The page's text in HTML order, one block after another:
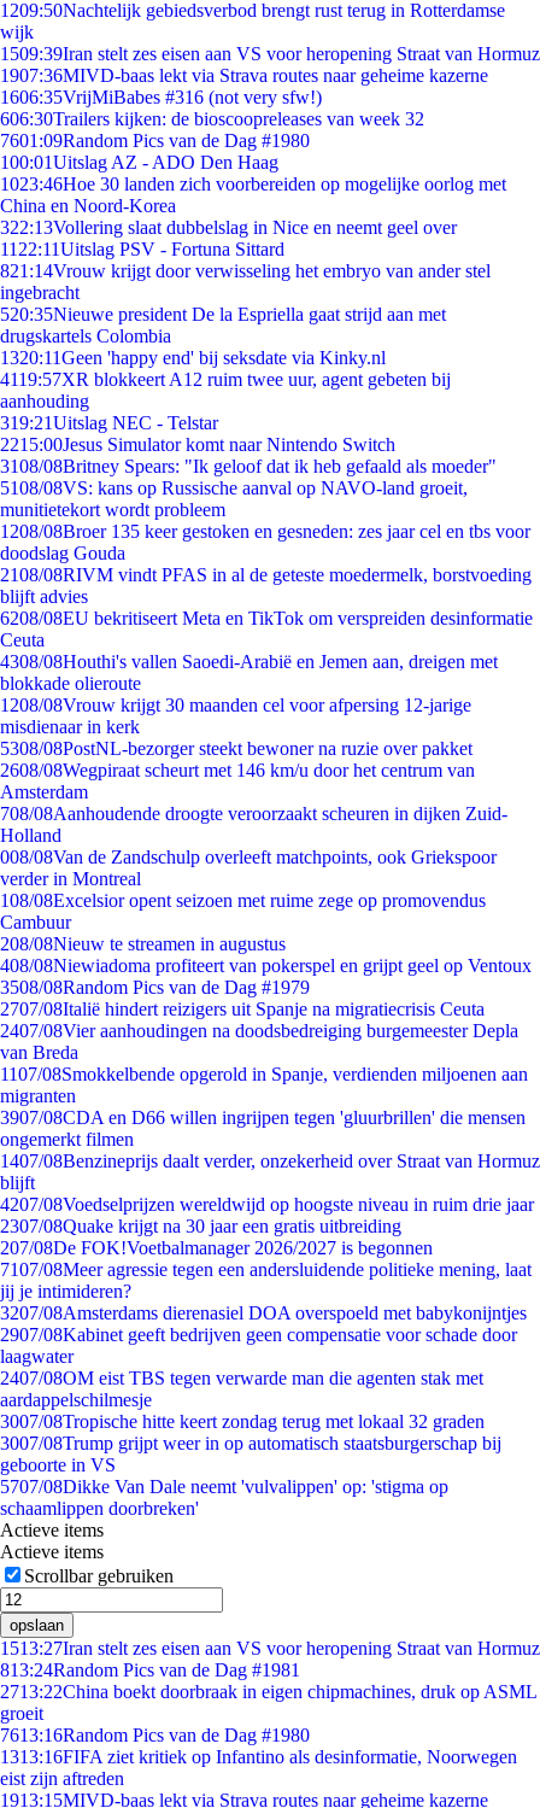
1209:50Nachtelijk gebiedsverbod brengt rust terug in Rotterdamse
wijk
1509:39Iran stelt zes eisen aan VS voor heropening Straat van Hormuz
1907:36MIVD-baas lekt via Strava routes naar geheime kazerne
1606:35VrijMiBabes #316 (not very sfw!)
606:30Trailers kijken: de bioscoopreleases van week 32
7601:09Random Pics van de Dag #1980
100:01Uitslag AZ - ADO Den Haag
1023:46Hoe 30 landen zich voorbereiden op mogelijke oorlog met
China en Noord-Korea
322:13Vollering slaat dubbelslag in Nice en neemt geel over
11 22:11Uitslag PSV - Fortuna Sittard
821:14Vrouw krijgt door verwisseling het embryo van ander stel
ingebracht
520:35Nieuwe president De la Espriella gaat strijd aan met
drugskartels Colombia
1320:11Geen 'happy end' bij seksdate via Kinky.nl
4119:57XR blokkeert A12 ruim twee uur, agent gebeten bij
aanhouding
319:21Uitslag NEC - Telstar
2215:00Jesus Simulator komt naar Nintendo Switch
3108/08Britney Spears: "Ik geloof dat ik heb gefaald als moeder"
5108/08VS: kans op Russische aanval op NAVO-land groeit,
munitietekort wordt probleem
1208/08Broer 135 keer gestoken en gesneden: zes jaar cel en tbs voor
doodslag Gouda
2108/08RIVM vindt PFAS in al de geteste moedermelk, borstvoeding
blijft advies
6208/08EU bekritiseert Meta en TikTok om verspreiden desinformatie
Ceuta
4308/08Houthi's vallen Saoedi-Arabië en Jemen aan, dreigen met
blokkade olieroute
1208/08Vrouw krijgt 30 maanden cel voor afpersing 12-jarige
misdienaar in kerk
5308/08PostNL-bezorger steekt bewoner na ruzie over pakket
2608/08Wegpiraat scheurt met 146 km/u door het centrum van
Amsterdam
708/08Aanhoudende droogte veroorzaakt scheuren in dijken Zuid-
Holland
008/08Van de Zandschulp overleeft matchpoints, ook Griekspoor
verder in Montreal
108/08Excelsior opent seizoen met ruime zege op promovendus
Cambuur
208/08Nieuw te streamen in augustus
408/08Niewiadoma profiteert van pokerspel en grijpt geel op Ventoux
3508/08Random Pics van de Dag #1979
2707/08Italië hindert reizigers uit Spanje na migratiecrisis Ceuta
2407/08Vier aanhoudingen na doodsbedreiging burgemeester Depla
van Breda
1107/08Smokkelbende opgerold in Spanje, verdienden miljoenen aan
migranten
3907/08CDA en D66 willen ingrijpen tegen 'gluurbrillen' die mensen
ongemerkt filmen
1407/08Benzineprijs daalt verder, onzekerheid over Straat van Hormuz
blijft
4207/08Voedselprijzen wereldwijd op hoogste niveau in ruim drie jaar
2307/08Quake krijgt na 30 jaar een gratis uitbreiding
207/08De FOK!Voetbalmanager 2026/2027 is begonnen
7107/08Meer agressie tegen een andersluidende politieke mening, laat
jij je intimideren?
3207/08Amsterdams dierenasiel DOA overspoeld met babykonijntjes
2907/08Kabinet geeft bedrijven geen compensatie voor schade door
laagwater
2407/08OM eist TBS tegen verwarde man die agenten stak met
aardappelschilmesje
3007/08Tropische hitte keert zondag terug met lokaal 32 graden
3007/08Trump grijpt weer in op automatisch staatsburgerschap bij
geboorte in VS
5707/08Dikke Van Dale neemt 'vulvalippen' op: 'stigma op
schaamlippen doorbreken'
Actieve items
Actieve items
Scrollbar gebruiken
opslaan
1513:27Iran stelt zes eisen aan VS voor heropening Straat van Hormuz
813:24Random Pics van de Dag #1981
2713:22China boekt doorbraak in eigen chipmachines, druk op ASML
groeit
7613:16Random Pics van de Dag #1980
1313:16FIFA ziet kritiek op Infantino als desinformatie, Noorwegen
eist zijn aftreden
1913:15MIVD-baas lekt via Strava routes naar geheime kazerne